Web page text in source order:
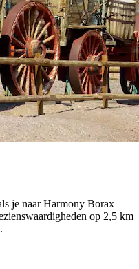
je naar Harmony Borax
op 2,5 km